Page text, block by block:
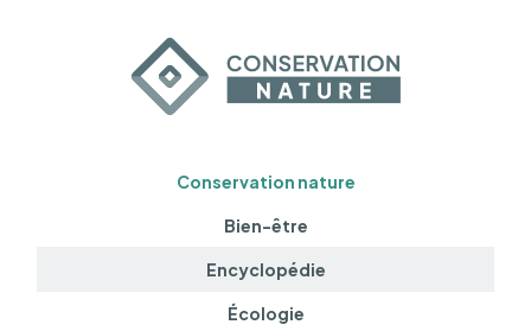
Conservation nature
Bien-être
Encyclopédie
Écologie